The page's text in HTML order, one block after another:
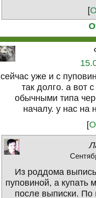
[
сейчас уже и с
так долго. а вот
обычными типа
началу. у нас на
[
Из роддома
пуповиной, а купать
после выписки.